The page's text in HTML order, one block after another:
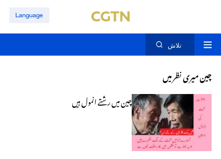
Language
تلاش
چین میری نظر میں
​چین میں رشتے انمول ہیں